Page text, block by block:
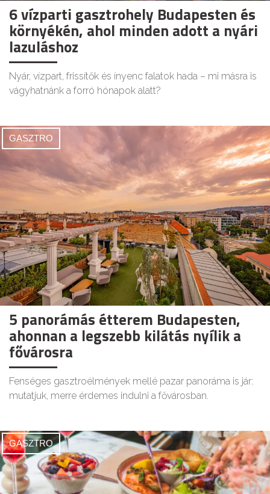
6 vízparti gasztrohely Budapesten és
környékén, ahol minden adott a nyári
lazuláshoz
Nyár, vízpart, frissítők és ínyenc falatok hada – mi másra is
vágyhatnánk a forró hónapok alatt?
GASZTRO
5 panorámás étterem Budapesten,
ahonnan a legszebb kilátás nyílik a
fővárosra
Fenséges gasztroélmények mellé pazar panoráma is jár:
mutatjuk, merre érdemes indulni a fővárosban.
GASZTRO